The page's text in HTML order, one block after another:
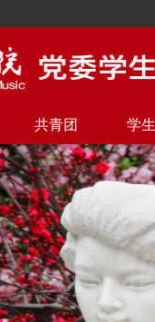
共青团 学